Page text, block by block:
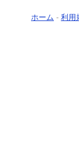
ホーム - 利用